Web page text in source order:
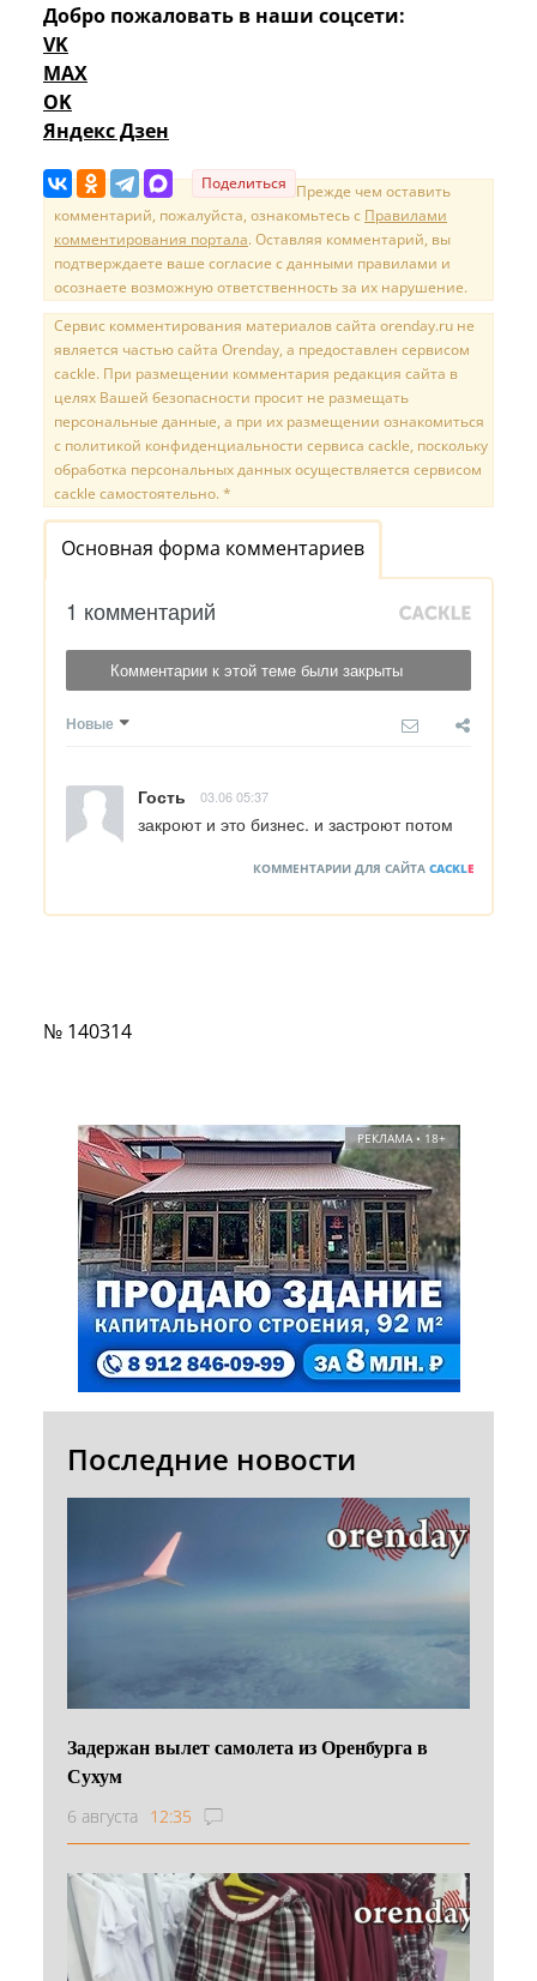
Добро пожаловать в наши соцсети:
VK
MAX
OK
Яндекс Дзен
Поделиться Прежде чем оставить
комментарий, пожалуйста, ознакомьтесь с Правилами
комментирования портала. Оставляя комментарий, вы
подтверждаете ваше согласие с данными правилами и
осознаете возможную ответственность за их нарушение.
Сервис комментирования материалов сайта orenday.ru не
является частью сайта Orenday, а предоставлен сервисом
cackle. При размещении комментария редакция сайта в
целях Вашей безопасности просит не размещать
персональные данные, а при их размещении ознакомиться
с политикой конфиденциальности сервиса cackle, поскольку
обработка персональных данных осуществляется сервисом
cackle самостоятельно. *
Основная форма комментариев
1 комментарий
Комментарии к этой теме были закрыты
Новые
Гость 03.06 05:37
закроют и это бизнес. и застроют потом
КОММЕНТАРИИ ДЛЯ САЙТА CACKLE
№ 140314
РЕКЛАМА • 18+
Последние новости
Задержан вылет самолета из Оренбурга в
Сухум
6 августа 12:35